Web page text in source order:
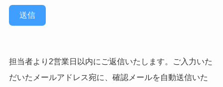
送信
担当者より2営業日以内にご返信いたします。ご入力いた
だいたメールアドレス宛に、確認メールを自動送信いた